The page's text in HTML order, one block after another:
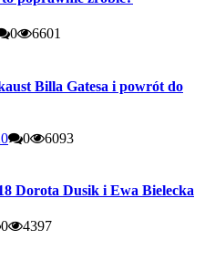
0 6601
Billa Gatesa i powrót do
0 6093
Dorota Dusik i Ewa Bielecka
0 4397